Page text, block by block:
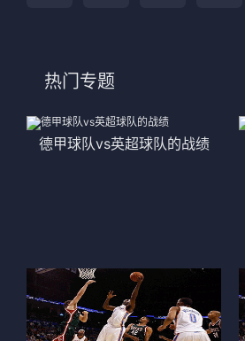
热门专题
德甲球队vs英超球队的战绩